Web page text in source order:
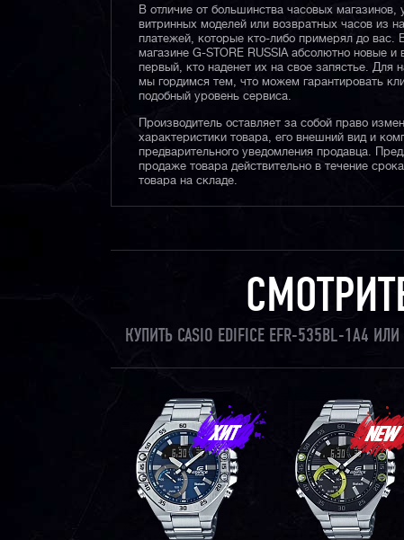
В отличие от большинства часовых магазинов,
витринных моделей или возвратных часов из
платежей, которые кто-либо примерял до вас.
магазине G-STORE RUSSIA абсолютно новые и
первый, кто наденет их на свое запястье. Для
мы гордимся тем, что можем гарантировать
подобный уровень сервиса.
Производитель оставляет за собой право
характеристики товара, его внешний вид и
предварительного уведомления продавца.
продаже товара действительно в течение
товара на складе.
КУПИТЬ CASIO EDIFICE EFR-535BL-1A4